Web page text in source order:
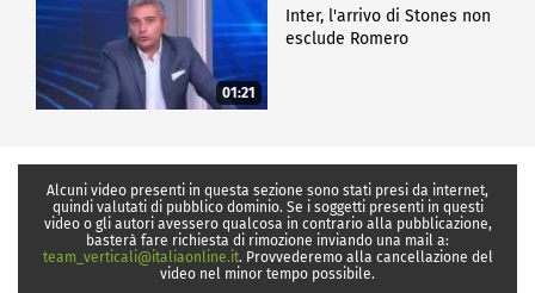
01:21
Inter, l'arrivo di Stones non
esclude Romero
Alcuni video presenti in questa sezione sono stati presi da internet,
quindi valutati di pubblico dominio. Se i soggetti presenti in questi
video o gli autori avessero qualcosa in contrario alla pubblicazione,
basterà fare richiesta di rimozione inviando una mail a:
team_verticali@italiaonline.it. Provvederemo alla cancellazione del
video nel minor tempo possibile.